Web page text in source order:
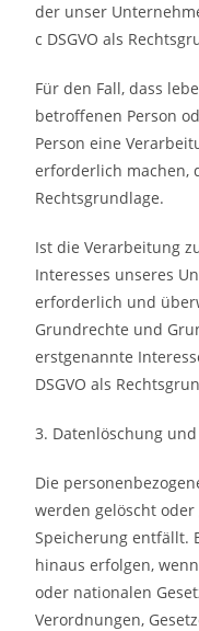
der unser
c DSGVO als
Für den Fall, dass
betroffenen Person
Person eine
erforderlich machen,
Rechtsgrundlage.
Ist die Verarbeitung
Interesses unseres
erforderlich und
Grundrechte und
erstgenannte
DSGVO als
3. Datenlöschung
Die
werden gelöscht
Speicherung entfällt.
hinaus erfolgen,
oder nationalen
Verordnungen,